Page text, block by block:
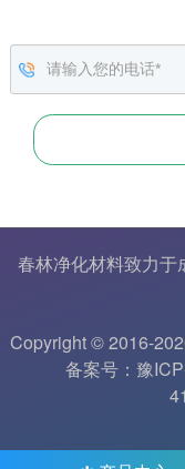
春林净化材料致力于
Copyright © 2016-
备案号：豫